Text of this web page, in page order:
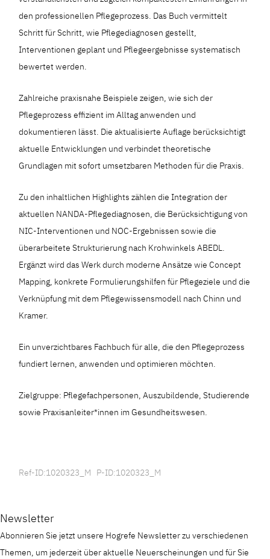
den professionellen Pflegeprozess. Das Buch vermittelt
Schritt für Schritt, wie Pflegediagnosen gestellt,
Interventionen geplant und Pflegeergebnisse systematisch
bewertet werden.
Zahlreiche praxisnahe Beispiele zeigen, wie sich der
Pflegeprozess effizient im Alltag anwenden und
dokumentieren lässt. Die aktualisierte Auflage berücksichtigt
aktuelle Entwicklungen und verbindet theoretische
Grundlagen mit sofort umsetzbaren Methoden für die Praxis.
Zu den inhaltlichen Highlights zählen die Integration der
aktuellen NANDA-Pflegediagnosen, die Berücksichtigung von
NIC-Interventionen und NOC-Ergebnissen sowie die
überarbeitete Strukturierung nach Krohwinkels ABEDL.
Ergänzt wird das Werk durch moderne Ansätze wie Concept
Mapping, konkrete Formulierungshilfen für Pflegeziele und die
Verknüpfung mit dem Pflegewissensmodell nach Chinn und
Kramer.
Ein unverzichtbares Fachbuch für alle, die den Pflegeprozess
fundiert lernen, anwenden und optimieren möchten.
Zielgruppe: Pflegefachpersonen, Auszubildende, Studierende
sowie Praxisanleiter*innen im Gesundheitswesen.
Ref-ID:1020323_M P-ID:1020323_M
Newsletter
Abonnieren Sie jetzt unsere Hogrefe Newsletter zu verschiedenen
Themen, um jederzeit über aktuelle Neuerscheinungen und für Sie